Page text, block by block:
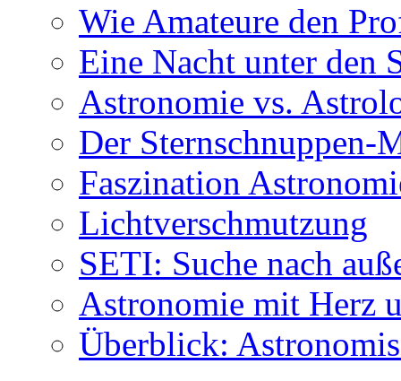
Wie Amateure den
Eine Nacht unter den
Astronomie vs.
Der Sternschnuppen-
Faszination
Lichtverschmutzung
SETI: Suche nach
Astronomie mit Herz
Überblick: